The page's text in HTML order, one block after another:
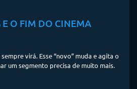
E O FIM DO CINEMA
virá. Esse “novo” muda e agita o
um segmento precisa de muito mais.